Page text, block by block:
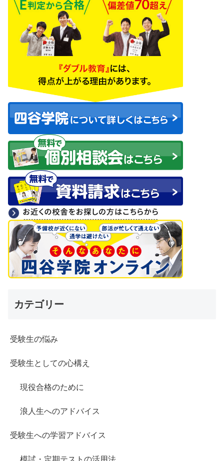
カテゴリー
受験生の悩み
受験生としての心構え
現役合格のために
浪人生へのアドバイス
受験生への学習アドバイス